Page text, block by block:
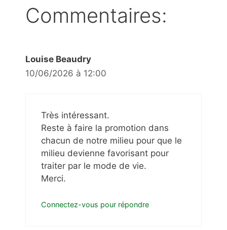
Commentaires:
Louise Beaudry
10/06/2026 à 12:00
Très intéressant.
Reste à faire la promotion dans
chacun de notre milieu pour que le
milieu devienne favorisant pour
traiter par le mode de vie.
Merci.
Connectez-vous pour répondre